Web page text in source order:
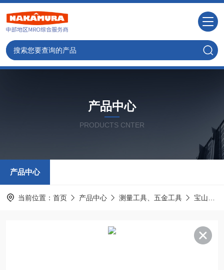
产品中心
PRODUCTS CNTER
产品中心
当前位置： 首页 产品中心 测量工具、五金工具 宝山HOZAN